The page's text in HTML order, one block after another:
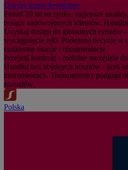
Otwórz konto bezpłatnie
Ponad 20 lat na rynku, najlepsze
tysiące zadowolonych klientów.
Uzyskaj dostęp do globalnych rynków -
wyciągnięcie ręki. Podejmuj decyzje w
codzienne okazje i rekomendacje
Przejmij kontrolę - mobilne narzędzia
Handluj bez zbędnych kosztów - brak
instrumentach. Transparentny podgląd
spreadów.
Polska